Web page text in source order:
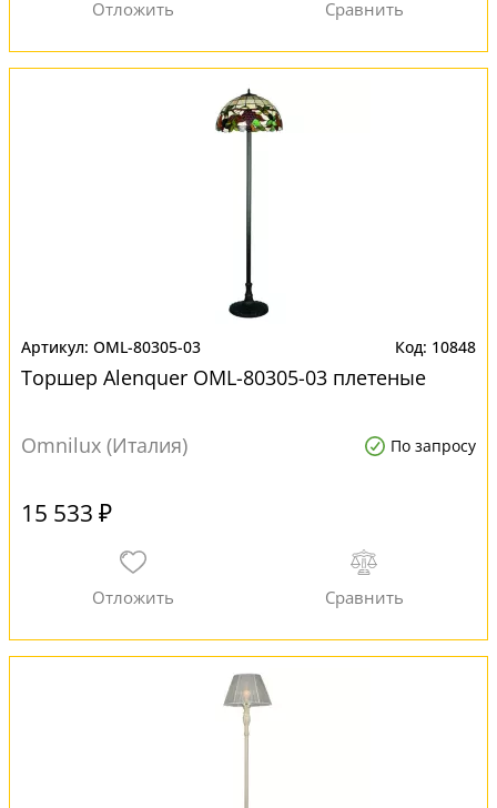
OML-80305-03 10848
Торшер Alenquer OML-80305-03 плетеные
Omnilux (Италия) По запросу
15 533 ₽